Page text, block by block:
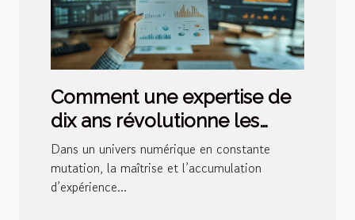
Comment une expertise de
dix ans révolutionne les
stratégies de visibilité en
ligne ?
Dans un univers numérique en constante
mutation, la maîtrise et l’accumulation
d’expérience...